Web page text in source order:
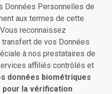
Données Personnelles de
aux termes de cette
reconnaissez
de vos Données
à nos prestataires de
affiliés contrôlés et
données biométriques
la vérification